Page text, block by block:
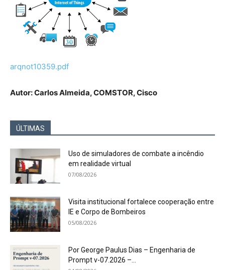
arqnot10359.pdf
Autor: Carlos Almeida, COMSTOR, Cisco
ÚLTIMAS
Uso de simuladores de combate a incêndio
em realidade virtual
07/08/2026
Visita institucional fortalece cooperação entre
IE e Corpo de Bombeiros
05/08/2026
Por George Paulus Dias – Engenharia de
Prompt v-07.2026 –...